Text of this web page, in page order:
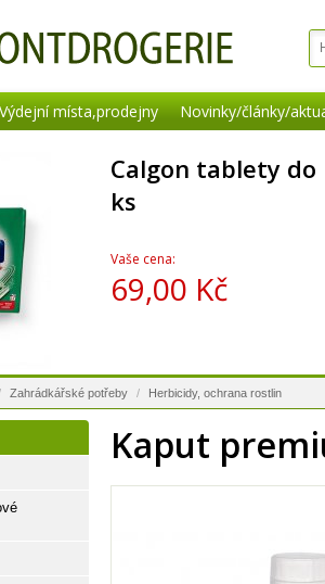
Výdejní místa,prodejny Novinky/články/
Calgon tablety do
ks
Vaše cena:
69,00 Kč
Zahrádkářské potřeby / Herbicidy, ochrana rostlin
Kaput